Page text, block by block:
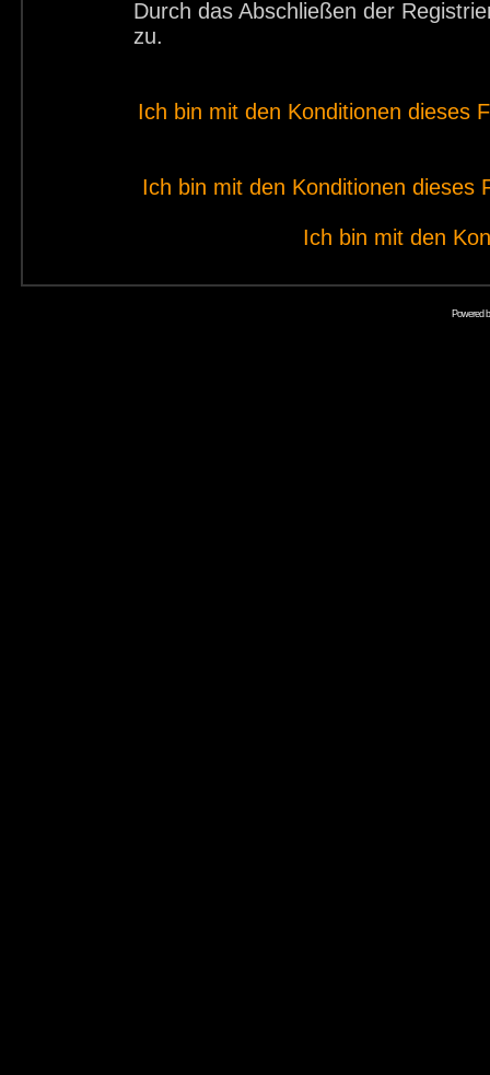
Durch das Abschließen der
zu.
Ich bin mit den Konditionen dieses
Ich bin mit den Konditionen dieses
Ich bin mit den
Powered